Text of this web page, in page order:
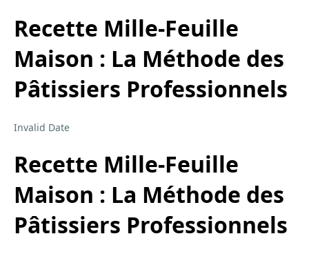
Recette Mille-Feuille
Maison : La Méthode des
Pâtissiers Professionnels
Invalid Date
Recette Mille-Feuille
Maison : La Méthode des
Pâtissiers Professionnels